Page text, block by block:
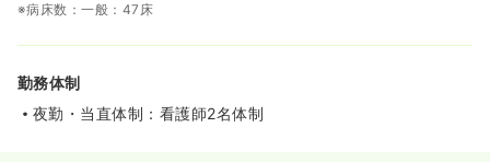
※病床数：一般：47床
勤務体制
夜勤・当直体制：看護師2名体制